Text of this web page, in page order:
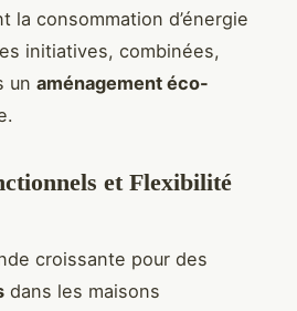
la consommation d’énergie
initiatives, combinées,
un aménagement éco-
et Flexibilité
croissante pour des
dans les maisons